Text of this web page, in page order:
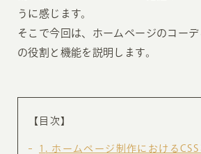
うに感じます。
そこで今回は、ホームページのコーデ
の役割と機能を説明します。
【目次】
1 ホームページ制作におけるCSS